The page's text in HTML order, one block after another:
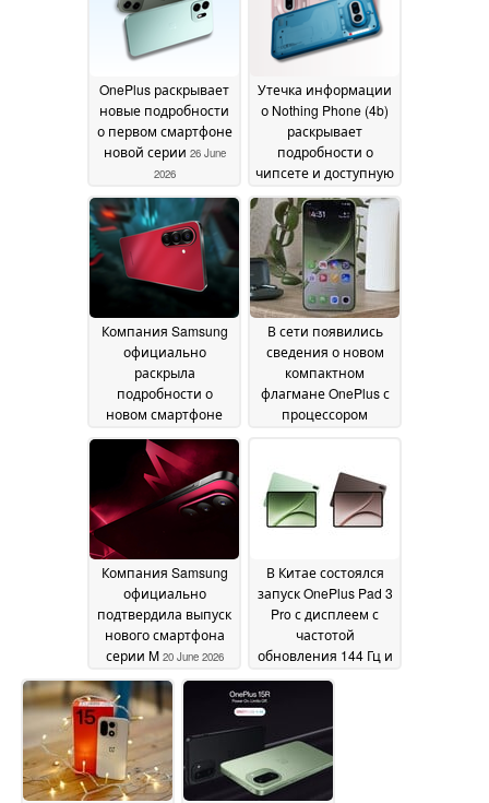
OnePlus раскрывает
новые подробности
о первом смартфоне
новой серии 26 June
2026
Утечка информации
о Nothing Phone (4b)
раскрывает
подробности о
чипсете и доступную
25 June 2026
Компания Samsung
официально
раскрыла
подробности о
новом смартфоне
выпуском24 June 2026
В сети появились
сведения о новом
компактном
флагмане OnePlus с
процессором
дюймовым экраном
22 June 2026
Компания Samsung
официально
подтвердила выпуск
нового смартфона
серии M 20 June 2026
В Китае состоялся
запуск OnePlus Pad 3
Pro с дисплеем с
частотой
обновления 144 Гц и
Snapdragon 8 Elite